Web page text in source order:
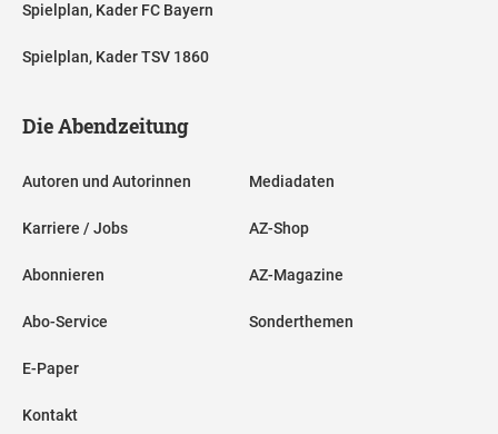
Spielplan, Kader FC Bayern
Spielplan, Kader TSV 1860
Die Abendzeitung
Autoren und Autorinnen
Karriere / Jobs
Abonnieren
Abo-Service
E-Paper
Kontakt
Mediadaten
AZ-Shop
AZ-Magazine
Sonderthemen